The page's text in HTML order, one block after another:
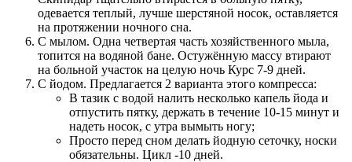
одевается теплый, лучше шерстяной носок, оставляется
на протяжении ночного сна.
С мылом. Одна четвертая часть хозяйственного мыла,
топится на водяной бане. Остужённую массу втирают
на больной участок на целую ночь Курс 7-9 дней.
С йодом. Предлагается 2 варианта этого компресса:
В тазик с водой налить несколько капель йода и
отпустить пятку, держать в течение 10-15 минут и
надеть носок, с утра вымыть ногу;
Просто перед сном делать йодную сеточку, носки
обязательны. Цикл -10 дней.